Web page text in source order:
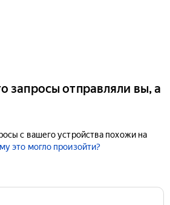
запросы отправляли вы, а
с вашего устройства похожи на
это могло произойти?